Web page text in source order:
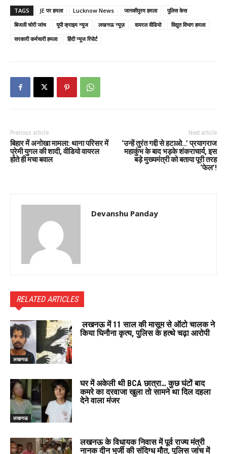
TAGS JE पर हमला Lucknow News जानकीपुरम हमला
पुलिस केस
बिजली चोरी जांच
यूपी क्राइम न्यूज लखनऊ न्यूज़ वायरल वीडियो
विद्युत विभाग हमला
सरकारी कर्मचारी हमला
हिंदी न्यूज रिपोर्ट
Previous article
बिहार में अनोखा मामला: थाना परिसर में
प्रेमी युगल की शादी, वीडियो वायरल
होते ही मचा बवाल
Next article
‘उन्हें तुरंत गद्दी से हटाओ…’ प्रयागराज
महाकुंभ के बाद भड़के शंकराचार्य, इस
बड़े मुख्यमंत्री को बताया पूरी तरह
‘फेल’!
Devanshu Panday
RELATED ARTICLES
लखनऊ
लखनऊ में 11 साल की मासूम से ऑटो चालक ने
किया घिनौना कृत्य, पुलिस के हत्थे चढ़ा आरोपी
लखनऊ
घर में अकेली थी BCA छात्रा… कुछ घंटों बाद
कमरे का दरवाजा खुला तो सामने था दिल दहला
देने वाला मंजर
लखनऊ के विधायक निवास में पूर्व राज्य मंत्री
नानक दीन भुर्जी की संदिग्ध मौत, पुलिस जांच में